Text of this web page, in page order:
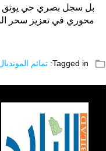
بل سجل بصري حي يوثق
محوري في تعزيز سحر
folder_open
Tagged in: تمائم